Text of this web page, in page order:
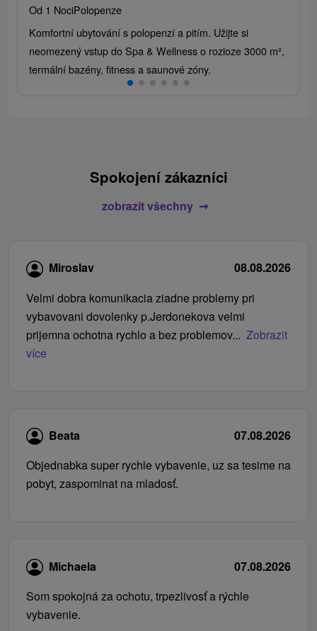
Od 1 NociPolopenze
Komfortní ubytování s polopenzí a pitím. Užijte si
neomezený vstup do Spa & Wellness o rozloze 3000 m²,
termální bazény, fitness a saunové zóny.
Spokojení zákazníci
zobrazit všechny
Miroslav
08.08.2026
Velmi dobra komunikacia ziadne problemy pri
vybavovani dovolenky p.Jerdonekova velmi
prijemna ochotna rychlo a bez problemov... Zobrazit
více
Beata
07.08.2026
Objednabka super rychle vybavenie, uz sa tesime na
pobyt, zaspominat na mladosť.
Michaela
07.08.2026
Som spokojná za ochotu, trpezlivosť a rýchle
vybavenie.